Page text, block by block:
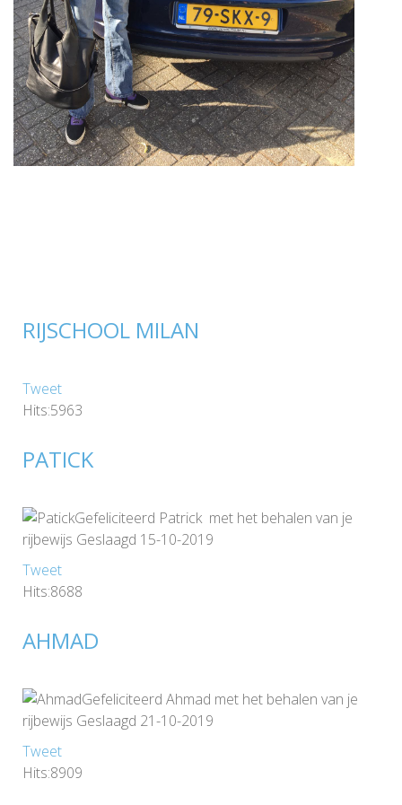
RIJSCHOOL MILAN
Tweet
Hits:5963
PATICK
Gefeliciteerd Patrick met het behalen van je
rijbewijs Geslaagd 15-10-2019
Tweet
Hits:8688
AHMAD
Gefeliciteerd Ahmad met het behalen van je
rijbewijs Geslaagd 21-10-2019
Tweet
Hits:8909